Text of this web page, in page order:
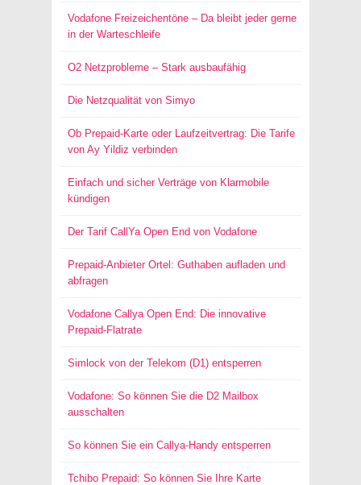
Vodafone Freizeichentöne – Da bleibt jeder gerne
in der Warteschleife
O2 Netzprobleme – Stark ausbaufähig
Die Netzqualität von Simyo
Ob Prepaid-Karte oder Laufzeitvertrag: Die Tarife
von Ay Yildiz verbinden
Einfach und sicher Verträge von Klarmobile
kündigen
Der Tarif CallYa Open End von Vodafone
Prepaid-Anbieter Ortel: Guthaben aufladen und
abfragen
Vodafone Callya Open End: Die innovative
Prepaid-Flatrate
Simlock von der Telekom (D1) entsperren
Vodafone: So können Sie die D2 Mailbox
ausschalten
So können Sie ein Callya-Handy entsperren
Tchibo Prepaid: So können Sie Ihre Karte